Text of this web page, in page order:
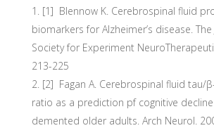
[1] Blennow K. Cerebrospinal fluid
biomarkers for Alzheimer’s disease.
Society for Experiment
213-225
[2] Fagan A. Cerebrospinal fluid tau/
ratio as a prediction pf cognitive
demented older adults. Arch Neurol.